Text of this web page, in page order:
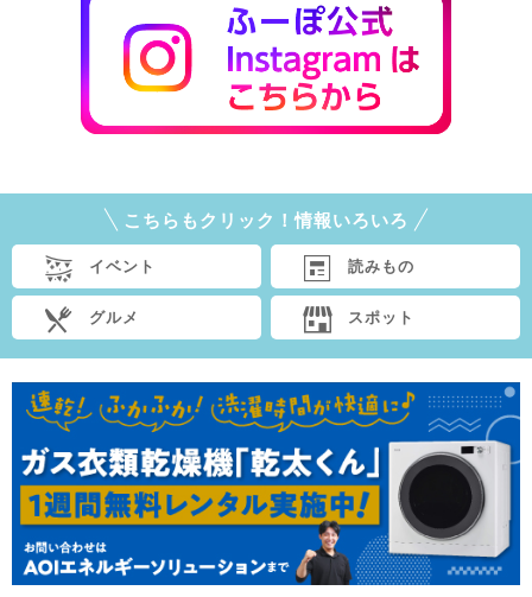
こちらもクリック！情報いろいろ
イベント 読みもの
グルメ スポット